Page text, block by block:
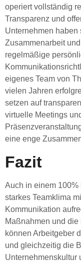
operiert vollständig
Transparenz und
Unternehmen
Zusammenarbeit
regelmäßige
eigenes Team von
vielen Jahren
setzen auf
virtuelle Meetings
eine enge
Fazit
Auch in einem
starkes Teamklima
Kommunikation
Maßnahmen und
können Arbeitgeber
und gleichzeitig die
Unternehmenskultur